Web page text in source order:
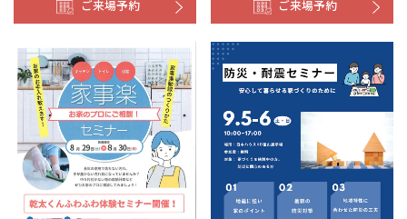
ご来場予約 ご来場予約